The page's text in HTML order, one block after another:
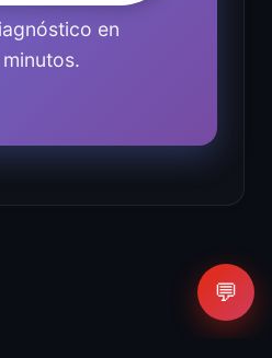
en
💬